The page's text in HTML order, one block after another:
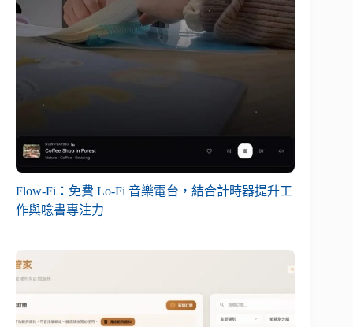
Flow-Fi：免費 Lo-Fi 音樂電台，結合計時器提升工
作與唸書專注力